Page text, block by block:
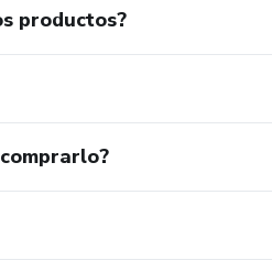
productos?